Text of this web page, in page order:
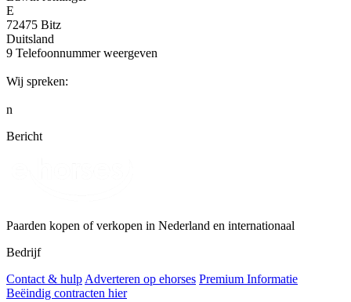
E
72475 Bitz
Duitsland
9 Telefoonnummer weergeven
Wij spreken:
n
Bericht
Paarden kopen of verkopen in Nederland en internationaal
Bedrijf
Contact & hulp Adverteren op ehorses Premium Informatie
Beëindig contracten hier